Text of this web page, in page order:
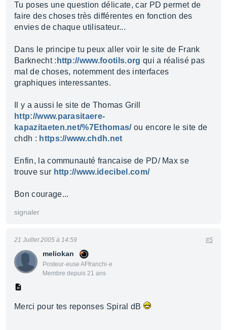
Tu poses une question délicate, car PD permet de
faire des choses très différentes en fonction des
envies de chaque utilisateur...
Dans le principe tu peux aller voir le site de Frank
Barknecht : http://www.footils.org qui a réalisé pas
mal de choses, notemment des interfaces
graphiques interessantes.
Il y a aussi le site de Thomas Grill
http://www.parasitaere-
kapazitaeten.net/%7Ethomas/ou encore le site de
chdh : https://www.chdh.net
Enfin, la communauté francaise de PD/ Max se
trouve sur http://www.idecibel.com/
Bon courage...
signaler
meliokan
Posteur·euse AFfranchi·e
Membre depuis 21 ans
21 Juillet 2005 à 14:59 #5
Merci pour tes reponses Spiral dB